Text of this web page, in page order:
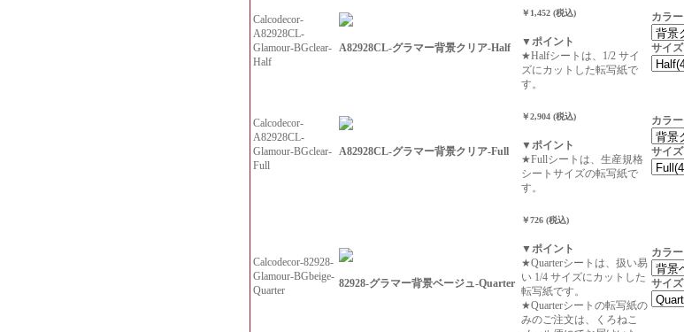
Calcodecor-
A82928CL-
Glamour-BGclear-
Half
A82928CL-グラマー背景クリア-Half
￥1,452 (税込)
▼ポイント
★Halfシートは、1/2 サイ
ズにカットした転写紙で
す。
カラー
サイズ
Calcodecor-
A82928CL-
Glamour-BGclear-
Full
A82928CL-グラマー背景クリア-Full
￥2,904 (税込)
▼ポイント
★Fullシートは、生産規格
シートサイズの転写紙で
す。
カラー
サイズ
Calcodecor-82928-
Glamour-BGbeige-
Quarter
82928-グラマー背景ベージュ-Quarter
￥726 (税込)
▼ポイント
★Quarterシートは、扱い易
い 1/4 サイズにカットした
転写紙です。
★Quarterシートの転写紙の
みのご注文は、くろねこ
カラー
サイズ